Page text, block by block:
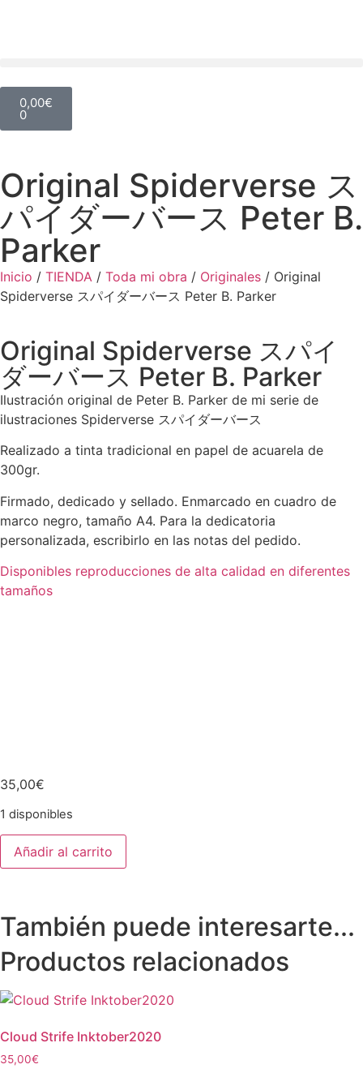
0,00€
0
Original Spiderverse ス
パイダーバース Peter B.
Parker
Inicio / TIENDA / Toda mi obra / Originales / Original
Spiderverse スパイダーバース Peter B. Parker
Original Spiderverse スパイ
ダーバース Peter B. Parker
Ilustración original de Peter B. Parker de mi serie de
ilustraciones Spiderverse スパイダーバース
Realizado a tinta tradicional en papel de acuarela de
300gr.
Firmado, dedicado y sellado. Enmarcado en cuadro de
marco negro, tamaño A4. Para la dedicatoria
personalizada, escribirlo en las notas del pedido.
Disponibles reproducciones de alta calidad en diferentes
tamaños
35,00€
1 disponibles
Añadir al carrito
También puede interesarte...
Productos relacionados
Cloud Strife Inktober2020
35,00€